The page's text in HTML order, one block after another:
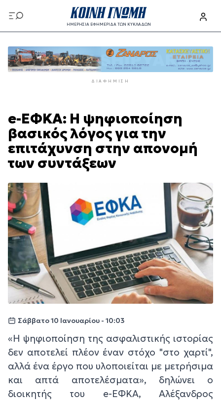
προς
το
περιεχόμενο
ΗΜΕΡΗΣΙΑ ΕΦΗΜΕΡΙΔΑ ΤΩΝ ΚΥΚΛΑΔΩΝ
προς
το
κυρίως
ΔΙΑΦΉΜΙΣΗ
e-ΕΦΚΑ: Η ψηφιοποίηση
βασικός λόγος για την
επιτάχυνση στην απονομή
των συντάξεων
Σάββατο 10 Ιανουαρίου - 10:03
«Η ψηφιοποίηση της ασφαλιστικής ιστορίας
δεν αποτελεί πλέον έναν στόχο "στο χαρτί",
αλλά ένα έργο που υλοποιείται με μετρήσιμα
και απτά αποτελέσματα», δηλώνει ο
διοικητής του e-ΕΦΚΑ, Αλέξανδρος